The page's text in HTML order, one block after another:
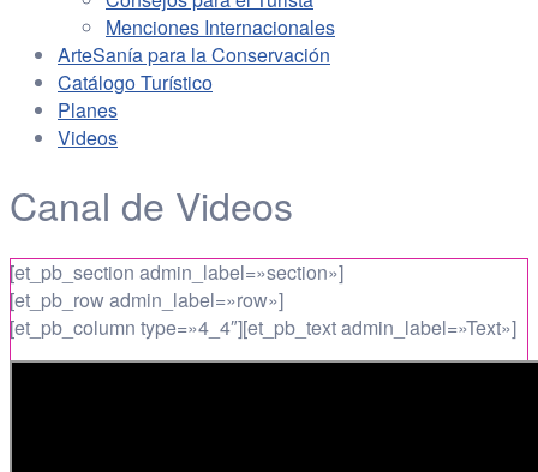
Menciones Internacionales
ArteSanía para la Conservación
Catálogo Turístico
Planes
Videos
Canal de Videos
[et_pb_section admin_label=»section»]
[et_pb_row admin_label=»row»]
[et_pb_column type=»4_4″][et_pb_text admin_label=»Text»]